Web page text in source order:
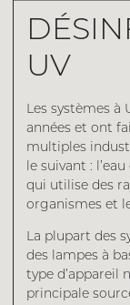
UV
Les systèmes à
années et ont
multiples
le suivant :
qui utilise des
organismes et
La plupart des
des lampes à
type d’appareil
principale